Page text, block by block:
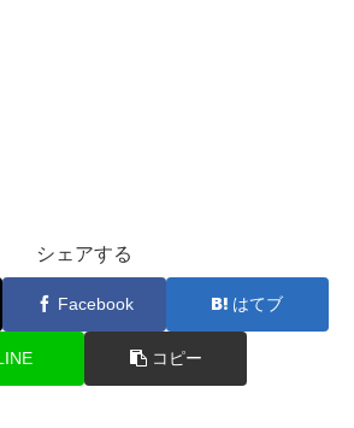
シェアする
Facebook はてブ
コピー